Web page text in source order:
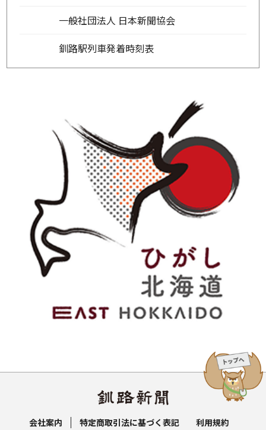
一般社団法人 日本新聞協会
釧路駅列車発着時刻表
会社案内 特定商取引法に基づく表記 利用規約